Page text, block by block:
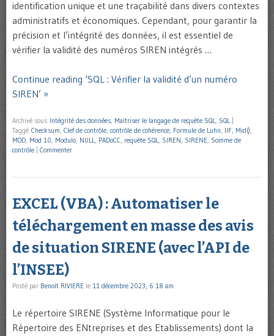
identification unique et une traçabilité dans divers contextes
administratifs et économiques. Cependant, pour garantir la
précision et l’intégrité des données, il est essentiel de
vérifier la validité des numéros SIREN intégrés …
Continue reading ‘SQL : Vérifier la validité d’un numéro
SIREN’ »
Archivé sous Intégrité des données, Maîtriser le langage de requête SQL, SQL
Taggé Checksum, Clef de contrôle, contrôle de cohérence, Formule de Luhn, IIF, Mid(),
MOD, Mod 10, Modulo, NULL, PADoCC, requête SQL, SIREN, SIRENE, Somme de
contrôle
Commenter
EXCEL (VBA) : Automatiser le
téléchargement en masse des avis
de situation SIRENE (avec l’API de
l’INSEE)
Posté par Benoît RIVIERE le 11 décembre 2023, 6:18 am
Le répertoire SIRENE (Système Informatique pour le
Répertoire des ENtreprises et des Etablissements) dont la